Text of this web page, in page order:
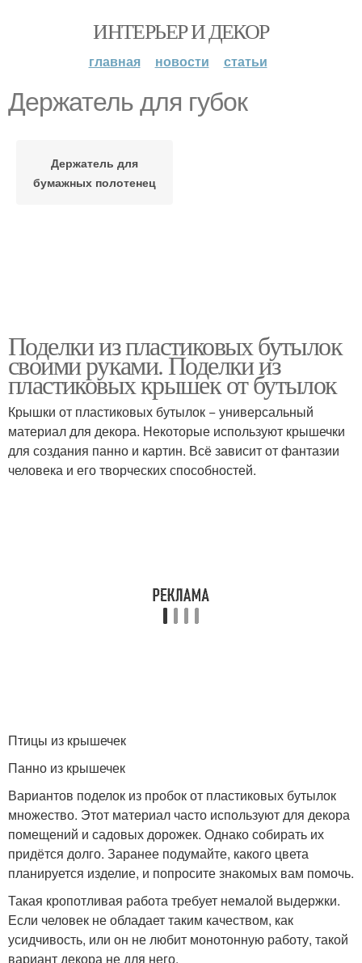
ИНТЕРЬЕР И ДЕКОР
главная новости статьи
Держатель для губок
Держатель для
бумажных полотенец
Поделки из пластиковых бутылок
своими руками. Поделки из
пластиковых крышек от бутылок
Крышки от пластиковых бутылок − универсальный
материал для декора. Некоторые используют крышечки
для создания панно и картин. Всё зависит от фантазии
человека и его творческих способностей.
Птицы из крышечек
Панно из крышечек
Вариантов поделок из пробок от пластиковых бутылок
множество. Этот материал часто используют для декора
помещений и садовых дорожек. Однако собирать их
придётся долго. Заранее подумайте, какого цвета
планируется изделие, и попросите знакомых вам помочь.
Такая кропотливая работа требует немалой выдержки.
Если человек не обладает таким качеством, как
усидчивость, или он не любит монотонную работу, такой
вариант декора не для него.